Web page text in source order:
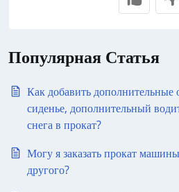
Популярная Статья
Как добавить дополнительные
сиденье, дополнительный
снега в прокат?
Могу я заказать прокат
другого?